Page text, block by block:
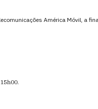
América Móvil, a
15h00.